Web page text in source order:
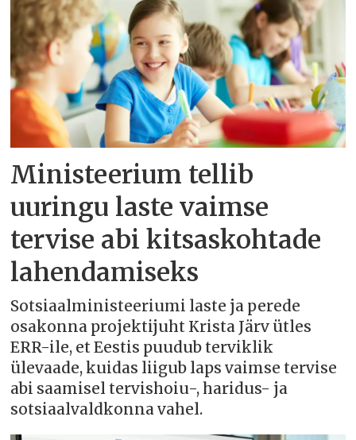
Ministeerium tellib
uuringu laste vaimse
tervise abi kitsaskohtade
lahendamiseks
Sotsiaalministeeriumi laste ja perede
osakonna projektijuht Krista Järv ütles
ERR-ile, et Eestis puudub terviklik
ülevaade, kuidas liigub laps vaimse tervise
abi saamisel tervishoiu-, haridus- ja
sotsiaalvaldkonna vahel.